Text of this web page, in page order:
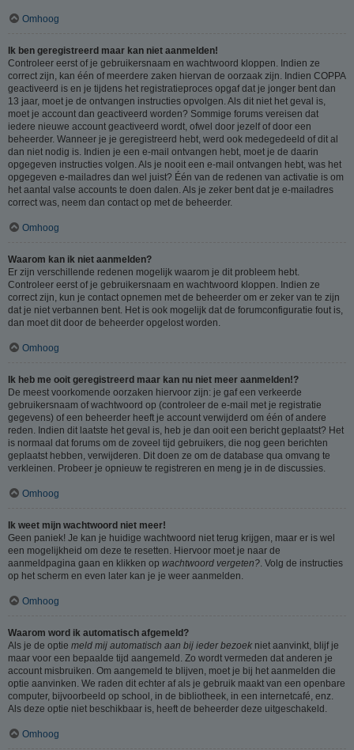
Omhoog
Ik ben geregistreerd maar kan niet aanmelden!
Controleer eerst of je gebruikersnaam en wachtwoord kloppen. Indien ze
correct zijn, kan één of meerdere zaken hiervan de oorzaak zijn. Indien COPPA
geactiveerd is en je tijdens het registratieproces opgaf dat je jonger bent dan
13 jaar, moet je de ontvangen instructies opvolgen. Als dit niet het geval is,
moet je account dan geactiveerd worden? Sommige forums vereisen dat
iedere nieuwe account geactiveerd wordt, ofwel door jezelf of door een
beheerder. Wanneer je je geregistreerd hebt, werd ook medegedeeld of dit al
dan niet nodig is. Indien je een e-mail ontvangen hebt, moet je de daarin
opgegeven instructies volgen. Als je nooit een e-mail ontvangen hebt, was het
opgegeven e-mailadres dan wel juist? Één van de redenen van activatie is om
het aantal valse accounts te doen dalen. Als je zeker bent dat je e-mailadres
correct was, neem dan contact op met de beheerder.
Omhoog
Waarom kan ik niet aanmelden?
Er zijn verschillende redenen mogelijk waarom je dit probleem hebt.
Controleer eerst of je gebruikersnaam en wachtwoord kloppen. Indien ze
correct zijn, kun je contact opnemen met de beheerder om er zeker van te zijn
dat je niet verbannen bent. Het is ook mogelijk dat de forumconfiguratie fout is,
dan moet dit door de beheerder opgelost worden.
Omhoog
Ik heb me ooit geregistreerd maar kan nu niet meer aanmelden!?
De meest voorkomende oorzaken hiervoor zijn: je gaf een verkeerde
gebruikersnaam of wachtwoord op (controleer de e-mail met je registratie
gegevens) of een beheerder heeft je account verwijderd om één of andere
reden. Indien dit laatste het geval is, heb je dan ooit een bericht geplaatst? Het
is normaal dat forums om de zoveel tijd gebruikers, die nog geen berichten
geplaatst hebben, verwijderen. Dit doen ze om de database qua omvang te
verkleinen. Probeer je opnieuw te registreren en meng je in de discussies.
Omhoog
Ik weet mijn wachtwoord niet meer!
Geen paniek! Je kan je huidige wachtwoord niet terug krijgen, maar er is wel
een mogelijkheid om deze te resetten. Hiervoor moet je naar de
aanmeldpagina gaan en klikken op wachtwoord vergeten? . Volg de instructies
op het scherm en even later kan je je weer aanmelden.
Omhoog
Waarom word ik automatisch afgemeld?
Als je de optie meld mij automatisch aan bij ieder bezoek niet aanvinkt, blijf je
maar voor een bepaalde tijd aangemeld. Zo wordt vermeden dat anderen je
account misbruiken. Om aangemeld te blijven, moet je bij het aanmelden die
optie aanvinken. We raden dit echter af als je gebruik maakt van een openbare
computer, bijvoorbeeld op school, in de bibliotheek, in een internetcafé, enz.
Als deze optie niet beschikbaar is, heeft de beheerder deze uitgeschakeld.
Omhoog